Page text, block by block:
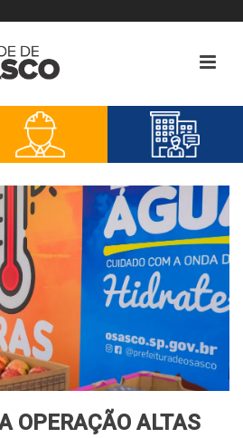
OPERAÇÃO ALTAS